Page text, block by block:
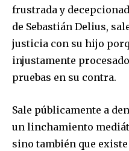
frustrada y
de Sebastián Delius,
justicia con su hijo
injustamente
pruebas en su contra.
Sale públicamente a
un linchamiento
sino también que